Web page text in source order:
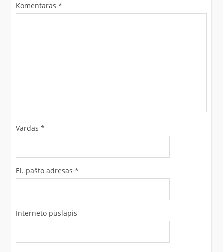
Komentaras *
Vardas *
El. pašto adresas *
Interneto puslapis